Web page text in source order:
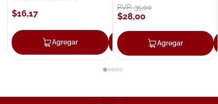
$16,17
Agregar Agregar
PVP:35,00
$28,00
Agregar